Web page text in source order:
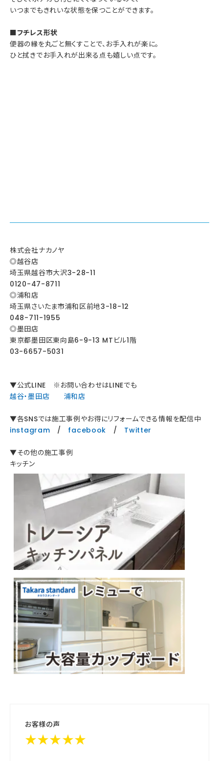
いつまでもきれいな状態を保つことができます。
■フチレス形状
便器の縁を丸ごと無くすことで、お手入れが楽に。
ひと拭きでお手入れが出来る点も嬉しい点です。
株式会社ナカノヤ
◎越谷店
埼玉県越谷市大沢3-28-11
0120-47-8711
◎浦和店
埼玉県さいたま市浦和区前地3-18-12
048-711-1955
◎墨田店
東京都墨田区東向島6-9-13 MTビル1階
03-6657-5031
▼公式LINE ※お問い合わせはLINEでも
越谷・墨田店
浦和店
▼各SNSでは施工事例やお得にリフォームできる情報を配信中
instagram / facebook / Twitter
▼その他の施工事例
キッチン
お客様の声
★★★★★